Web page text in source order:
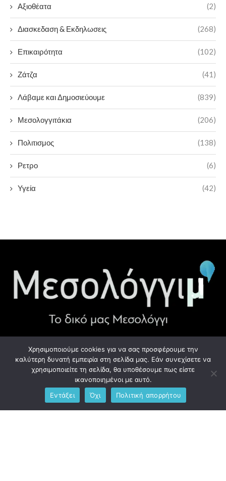
Αξιοθέατα (2)
Διασκεδαση & Εκδηλωσεις (268)
Επικαιρότητα (102)
Ζάτζα (41)
Λάβαμε και Δημοσιεύουμε (839)
Μεσολογγιτάκια (206)
Πολιτισμος (138)
Ρετρο (6)
Υγεία (42)
ΧΡΉΣΙΜΑ LINK
Προσωπικά Δεδομένα - GDPR
Ανδρέου Λόντου 1, Μεσολόγγι 302 00
Χρησιμοποιούμε cookies για να σας προσφέρουμε την
καλύτερη δυνατή εμπειρία στη σελίδα μας. Εάν συνεχίσετε να
χρησιμοποιείτε τη σελίδα, θα υποθέσουμε πως είστε
ικανοποιημένοι με αυτό.
Εντάξει
Όχι Πολιτική απορρήτου